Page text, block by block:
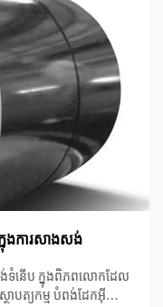
ងការសាងសង់
ទំនើប ក្នុងពិភពលោកដែល
បត្យកម្ម បំពង់ដែកអ៊ីណុក